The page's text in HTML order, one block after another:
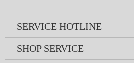
SERVICE HOTLINE
SHOP SERVICE